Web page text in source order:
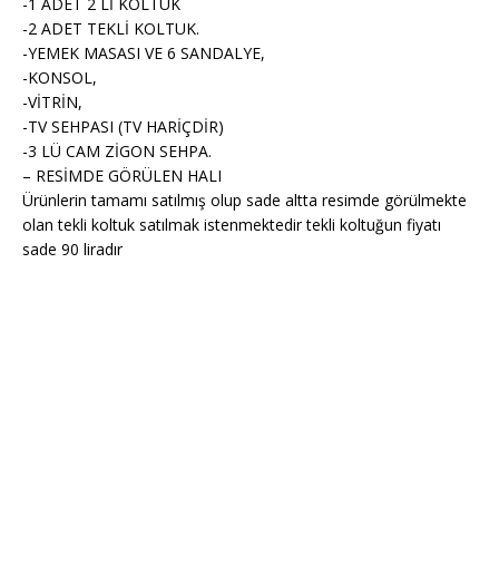
-1 ADET 2 Lİ KOLTUK
-2 ADET TEKLİ KOLTUK.
-YEMEK MASASI VE 6 SANDALYE,
-KONSOL,
-VİTRİN,
-TV SEHPASI (TV HARİÇDİR)
-3 LÜ CAM ZİGON SEHPA.
– RESİMDE GÖRÜLEN HALI
Ürünlerin tamamı satılmış olup sade altta resimde görülmekte
olan tekli koltuk satılmak istenmektedir tekli koltuğun fiyatı
sade 90 liradır